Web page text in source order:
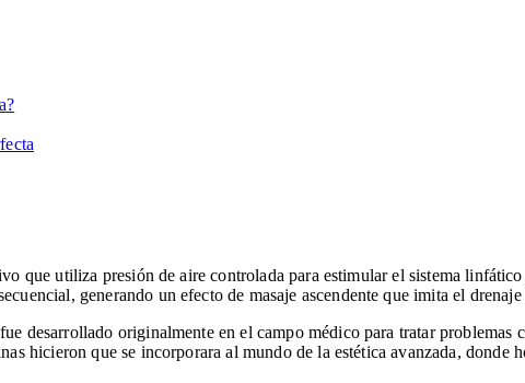
que utiliza presión de aire controlada para estimular el sistema
generando un efecto de masaje ascendente que imita el
desarrollado originalmente en el campo médico para tratar
hicieron que se incorporara al mundo de la estética avanzada, donde